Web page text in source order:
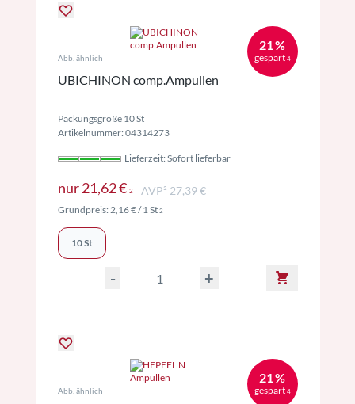
21 %
gespart 4
Abb. ähnlich
UBICHINON comp.Ampullen
Packungsgröße 10 St
Artikelnummer: 04314273
Lieferzeit: Sofort lieferbar
nur21,62 € 2Preise inkl. MwSt. ggf. zzgl. Versand
AVP² 27,39 €
Grundpreis:2,16 €/ 1 St 2Preise inkl. MwSt. ggf. zzgl. Versand
10 St
- +
21 %
gespart 4
Abb. ähnlich